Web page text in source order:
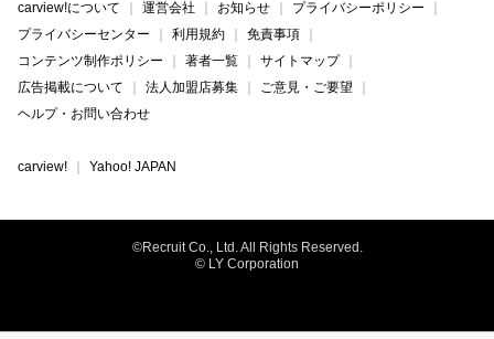
carview!について 運営会社 お知らせ
プライバシーポリシー
プライバシーセンター
利用規約
免責事項
コンテンツ制作ポリシー
著者一覧
サイトマップ
広告掲載について
法人加盟店募集
ご意見・ご要望
ヘルプ・お問い合わせ
carview! Yahoo! JAPAN
©Recruit Co., Ltd. All Rights Reserved.
© LY Corporation